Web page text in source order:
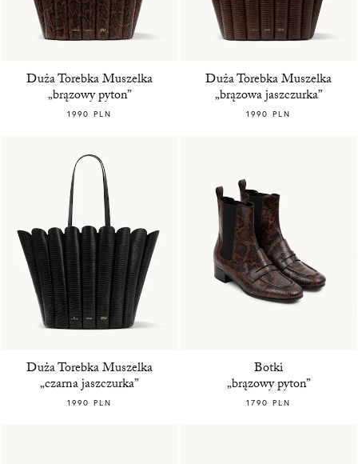
Duża Torebka Muszelka
„brązowy pyton”
1990 PLN
Duża Torebka Muszelka
„brązowa jaszczurka”
1990 PLN
Duża Torebka Muszelka
„czarna jaszczurka”
1990 PLN
Botki
„brązowy pyton”
1790 PLN